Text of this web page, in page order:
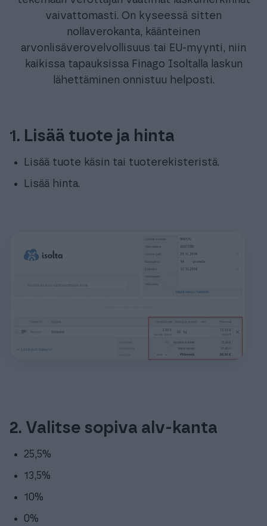
vaivattomasti. On kyseessä sitten
nollaverokanta, käänteinen
arvonlisäverovelvollisuus tai EU-myynti, niin
kaikissa tapauksissa Finago Isoltalla laskun
lähettäminen onnistuu helposti.
1. Lisää tuote ja hinta
Lisää tuote käsin tai tuoterekisteristä.
Lisää hinta.
2. Valitse sopiva alv-kanta
25,5%
13,5%
10%
0%